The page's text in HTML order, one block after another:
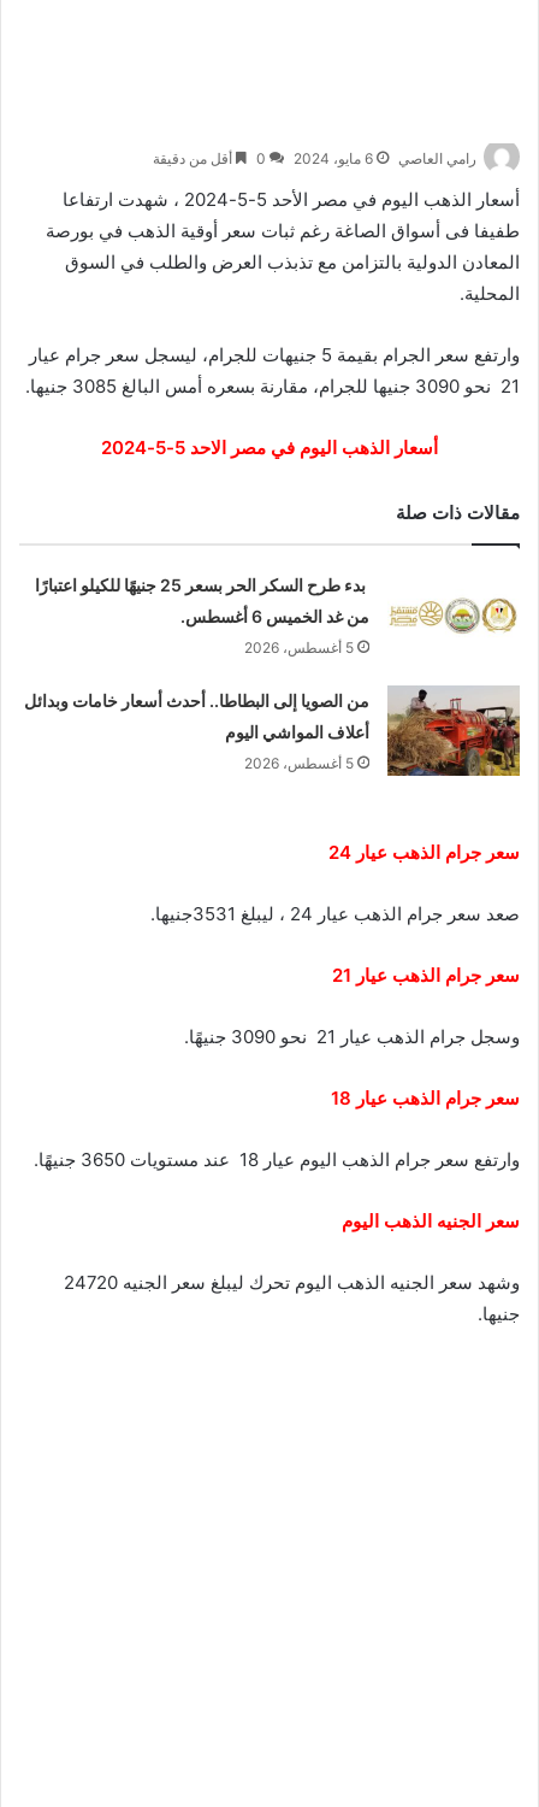
رامي العاصي 6 مايو، 2024 0 أقل من دقيقة
أسعار الذهب اليوم في مصر الأحد 5-5-2024 ، شهدت ارتفاعا
طفيفا فى أسواق الصاغة رغم ثبات سعر أوقية الذهب في بورصة
المعادن الدولية بالتزامن مع تذبذب العرض والطلب في السوق
المحلية.
وارتفع سعر الجرام بقيمة 5 جنيهات للجرام، ليسجل سعر جرام عيار
21 نحو 3090 جنيها للجرام، مقارنة بسعره أمس البالغ 3085 جنيها.
أسعار الذهب اليوم في مصر الاحد 5-5-2024
مقالات ذات صلة
بدء طرح السكر الحر بسعر 25 جنيهًا للكيلو اعتبارًا
من غد الخميس 6 أغسطس.
5 أغسطس، 2026
من الصويا إلى البطاطا.. أحدث أسعار خامات وبدائل
أعلاف المواشي اليوم
5 أغسطس، 2026
سعر جرام الذهب عيار 24
صعد سعر جرام الذهب عيار 24 ، ليبلغ 3531جنيها.
سعر جرام الذهب عيار 21
وسجل جرام الذهب عيار 21 نحو 3090 جنيهًا.
سعر جرام الذهب عيار 18
وارتفع سعر جرام الذهب اليوم عيار 18 عند مستويات 3650 جنيهًا.
سعر الجنيه الذهب اليوم
وشهد سعر الجنيه الذهب اليوم تحرك ليبلغ سعر الجنيه 24720
جنيها.